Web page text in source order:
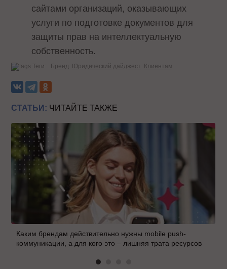
сайтами организаций, оказывающих
услуги по подготовке документов для
защиты прав на интеллектуальную
собственность.
Теги: Бренд Юридический дайджест Клиентам
СТАТЬИ: ЧИТАЙТЕ ТАКЖЕ
Каким брендам действительно нужны mobile push-
коммуникации, а для кого это – лишняя трата ресурсов